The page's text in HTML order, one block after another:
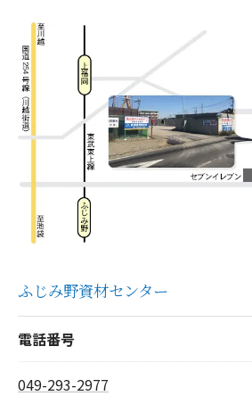
ふじみ野資材センター
電話番号
049-293-2977